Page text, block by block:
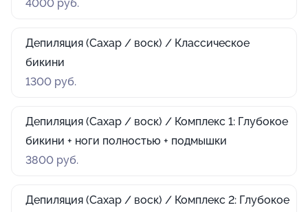
4000 руб.
Депиляция (Сахар / воск) / Классическое
бикини
1300 руб.
Депиляция (Сахар / воск) / Комплекс 1: Глубокое
бикини + ноги полностью + подмышки
3800 руб.
Депиляция (Сахар / воск) / Комплекс 2: Глубокое